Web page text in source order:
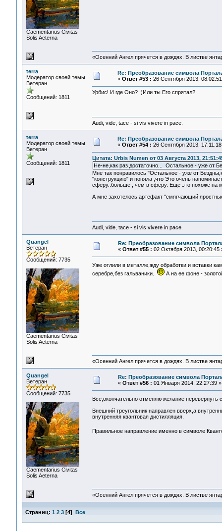
Сaementarius Civitas
Solis Aeterna
«Осенний Ангел прячется в дождях. В листве
terra
Модератор своей темы
Ветеран
Сообщений: 1811
Re: Преобразование символа
« Ответ #53 : 26 Сентября 2013,
Урбис! И где Оно? :)Или ты Его спрятал?
Audi, vide, tace - si vis vivere in pace.
terra
Модератор своей темы
Ветеран
Сообщений: 1811
Re: Преобразование символа
« Ответ #54 : 26 Сентября 2013,
Цитата: Urbis Numen от 03 Августа 2013,
Не-не,как раз достаточно... Остальное - уже от
Мне так понравилось "Остальное - уже от
"конструкцию" и поняла ,что Это очень
сферу..больше , чем в сферу. Еще это похоже на
А мне захотелось артефакт "смягчающий
Audi, vide, tace - si vis vivere in pace.
Quangel
Ветеран
Сообщений: 7735
Сaementarius Civitas
Solis Aeterna
Re: Преобразование символа
« Ответ #55 : 02 Октября 2013, 00:20:45
Уже отлили в металле,жду обработки и вставки
серебре,без гальваники.
А на ее фоне -
«Осенний Ангел прячется в дождях. В листве
Quangel
Ветеран
Сообщений: 7735
Сaementarius Civitas
Solis Aeterna
Re: Преобразование символа
« Ответ #56 : 01 Января 2014, 22:27:39 »
Все,окончательно отменяю желание
Внешний треугольник направлен вверх,а
внутренняя квантовая дистилляция.
Правильное направление именно в символе
«Осенний Ангел прячется в дождях. В листве
Страниц: 1 2 3[4] Все